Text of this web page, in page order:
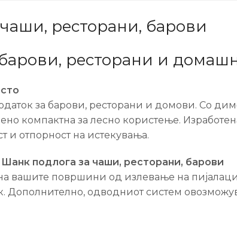
ресторани, барови
ресторани и
за барови, ресторани и домови. Со
компактна за лесно користење.
и отпорност на истекувања.
подлога за чаши, ресторани, барови
вашите површини од излевање на
Дополнително, одводниот систем